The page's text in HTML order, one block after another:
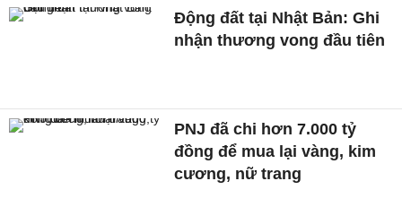
Động đất tại Nhật Bản: Ghi
nhận thương vong đầu tiên
PNJ đã chi hơn 7.000 tỷ
đồng để mua lại vàng, kim
cương, nữ trang